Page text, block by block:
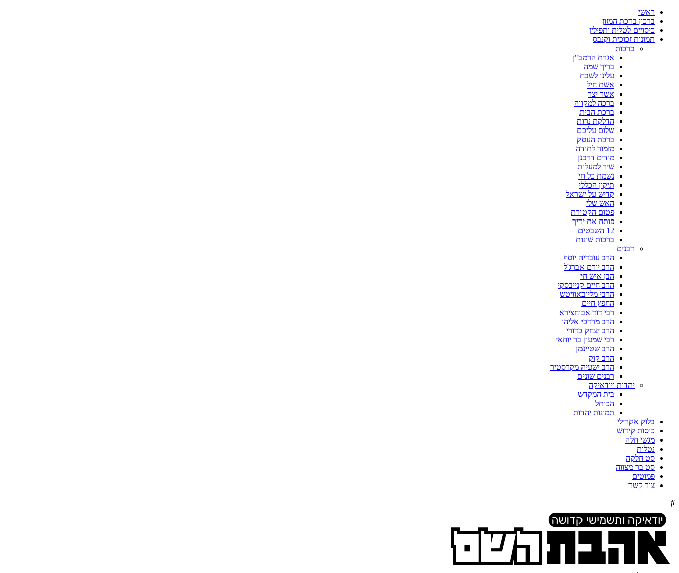
ראשי
ברכון ברכת המזון
כיסויים לטלית ותפילין
תמונות זכוכית וקנבס
ברכות
אגרת הרמב"ן
בריך שמה
עלינו לשבח
אשת חיל
אשר יצר
ברכה למקווה
ברכת הבית
הדלקת נרות
שלום עליכם
ברכת העסק
מזמור לתודה
מודים דרבנן
שיר למעלות
נשמת כל חי
תיקון הכללי
קדיש על ישראל
האש שלי
פטום הקטורת
פותח את ידיך
12 השבטים
ברכות שונות
רבנים
הרב עובדיה יוסף
הרב יורם אברג'ל
הבן איש חי
הרב חיים קנייבסקי
הרבי מליובאוויטש
החפץ חיים
רבי דוד אבוחצירא
הרב מרדכי אליהו
הרב יצחק כדורי
רבי שמעון בר יוחאי
הרב שטיינמן
הרב קוק
הרב ישעיה מקרסטיר
רבנים שונים
יהדות ויודאיקה
בית המקדש
הכותל
תמונות יהדות
בלוק אקרילי
כוסות קידוש
מגשי חלה
נטלות
סט חלקה
סט בר מצווה
פמוטים
צור קשר